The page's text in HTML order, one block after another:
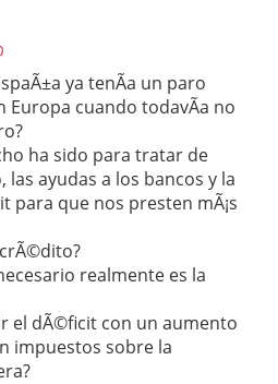
ya tenÃ­a un paro
Europa cuando todavÃ­a no
ha sido para tratar de
ayudas a los bancos y la
para que nos presten mÃ¡s
realmente es la
el dÃ©ficit con un aumento
impuestos sobre la